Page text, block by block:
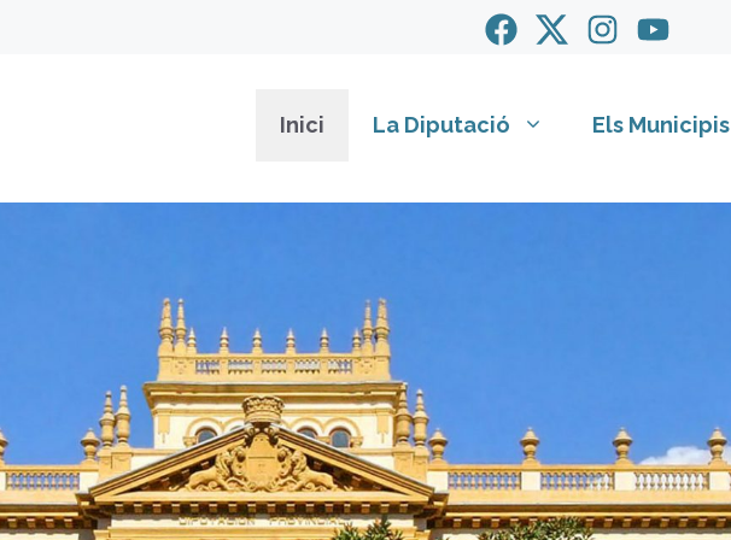
Inici La Diputació Els Municipis